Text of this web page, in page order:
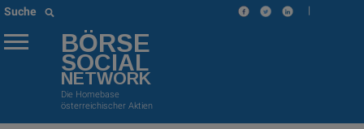
Suche |
BÖRSE
SOCIAL
NETWORK
Die Homebase
österreichischer Aktien